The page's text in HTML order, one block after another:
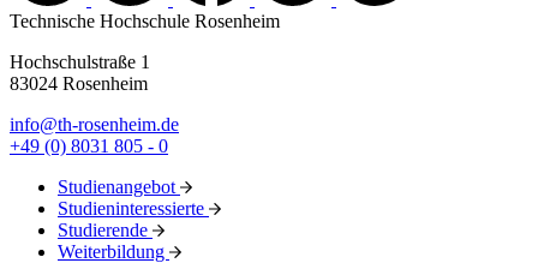
Technische Hochschule Rosenheim
Hochschulstraße 1
83024 Rosenheim
info@th-rosenheim.de
+49 (0) 8031 805 - 0
Studienangebot
Studieninteressierte
Studierende
Weiterbildung